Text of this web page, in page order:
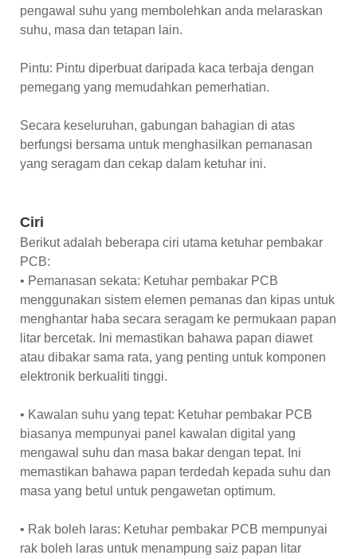
pengawal suhu yang membolehkan anda melaraskan
suhu, masa dan tetapan lain.
Pintu: Pintu diperbuat daripada kaca terbaja dengan
pemegang yang memudahkan pemerhatian.
Secara keseluruhan, gabungan bahagian di atas
berfungsi bersama untuk menghasilkan pemanasan
yang seragam dan cekap dalam ketuhar ini.
Ciri
Berikut adalah beberapa ciri utama ketuhar pembakar
PCB:
• Pemanasan sekata: Ketuhar pembakar PCB
menggunakan sistem elemen pemanas dan kipas untuk
menghantar haba secara seragam ke permukaan papan
litar bercetak. Ini memastikan bahawa papan diawet
atau dibakar sama rata, yang penting untuk komponen
elektronik berkualiti tinggi.
• Kawalan suhu yang tepat: Ketuhar pembakar PCB
biasanya mempunyai panel kawalan digital yang
mengawal suhu dan masa bakar dengan tepat. Ini
memastikan bahawa papan terdedah kepada suhu dan
masa yang betul untuk pengawetan optimum.
• Rak boleh laras: Ketuhar pembakar PCB mempunyai
rak boleh laras untuk menampung saiz papan litar